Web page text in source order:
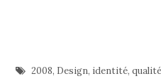
2008, Design, identité,